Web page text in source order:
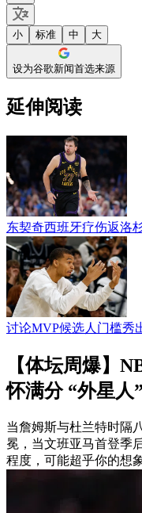
小 标准 中 大
设为谷歌新闻首选来源
延伸阅读
东契奇西班牙疗伤返洛
讨论MVP候选人门槛秀
【体坛周爆】
怀满分 “外星人
当詹姆斯与杜兰特时隔
冕，当文班亚马首登
程度，可能超乎你的想象